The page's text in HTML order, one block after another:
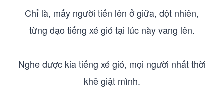
Chỉ là, mấy người tiến lên ở giữa, đột nhiên,
từng đạo tiếng xé gió tại lúc này vang lên.
Nghe được kia tiếng xé gió, mọi người nhất thời
khẽ giật mình.